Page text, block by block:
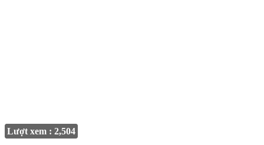
Lượt xem : 2,504